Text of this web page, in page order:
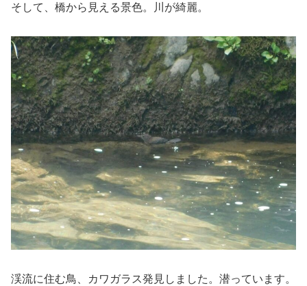
そして、橋から見える景色。川が綺麗。
渓流に住む鳥、カワガラス発見しました。潜っています。